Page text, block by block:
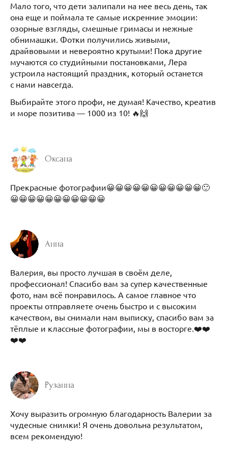
Мало того, что дети залипали на нее весь день, так
она еще и поймала те самые искренние эмоции:
озорные взгляды, смешные гримасы и нежные
обнимашки. Фотки получились живыми,
драйвовыми и невероятно крутыми! Пока другие
мучаются со студийными постановками, Лера
устроила настоящий праздник, который останется
с нами навсегда.
Выбирайте этого профи, не думая! Качество, креатив
и море позитива — 1000 из 10! 🔥🙌
Оксана
Прекрасные фотографии😀😀😀😀😀😀😀😀😀😀😀🙂
😀😀😀😀😀😀😀😀😀😀😀
Анна
Валерия, вы просто лучшая в своём деле,
профессионал! Спасибо вам за супер качественные
фото, нам всё понравилось. А самое главное что
проекты отправляете очень быстро и с высоким
качеством, вы снимали нам выписку, спасибо вам за
тёплые и классные фотографии, мы в восторге.❤️❤️
❤️❤️
Рузанна
Хочу выразить огромную благодарность Валерии за
чудесные снимки! Я очень довольна результатом,
всем рекомендую!